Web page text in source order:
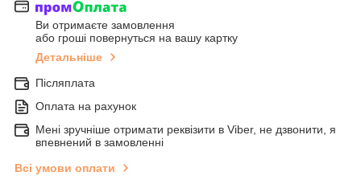
Ви отримаєте замовлення
або гроші повернуться на вашу картку
Детальніше
Післяплата
Оплата на рахунок
Мені зручніше отримати реквізити в Viber, не дзвонити, я
впевнений в замовленні
Всі умови оплати